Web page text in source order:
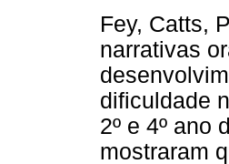
Fey, Catts,
narrativas
dificuldade
2º e 4º ano
mostraram